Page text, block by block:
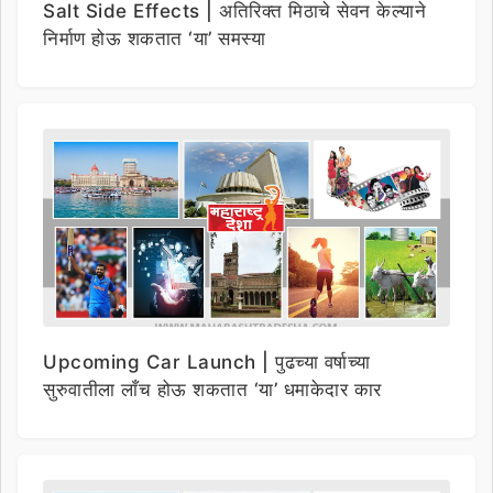
Salt Side Effects | अतिरिक्त मिठाचे सेवन केल्याने
निर्माण होऊ शकतात ‘या’ समस्या
Upcoming Car Launch | पुढच्या वर्षाच्या
सुरुवातीला लाँच होऊ शकतात ‘या’ धमाकेदार कार